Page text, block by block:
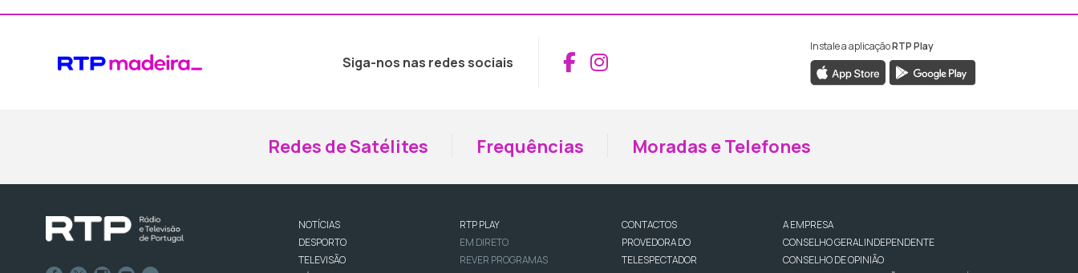
Siga-nos nas redes sociais Aceder ao Facebook da RTP Madeira
Aceder ao Instagram da RTP Madeira
Instale a aplicaçãoRTP Play
Redes de Satélites Frequências Moradas e Telefones
NOTÍCIAS
DESPORTO
TELEVISÃO
RTP PLAY
EM DIRETO
REVER PROGRAMAS
CONTACTOS
PROVEDORA DO
TELESPECTADOR
A EMPRESA
CONSELHO GERAL INDEPENDENTE
CONSELHO DE OPINIÃO